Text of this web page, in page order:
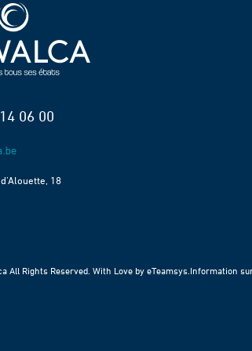
06 00
18
All Rights Reserved. With Love by eTeamsys. Information